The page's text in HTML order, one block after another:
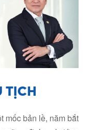
TỊCH
mốc bản lề, năm bắt